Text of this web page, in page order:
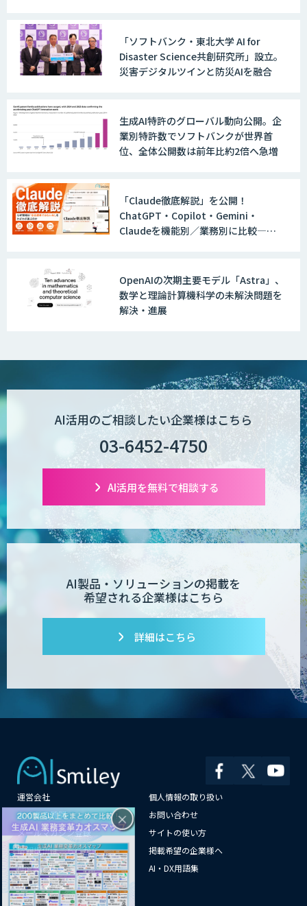
「ソフトバンク・東北大学 AI for
Disaster Science共創研究所」設立。
災害デジタルツインと防災AIを融合
生成AI特許のグローバル動向公開。企
業別特許数でソフトバンクが世界首
位、全体公開数は前年比約2倍へ急増
「Claude徹底解説」を公開！
ChatGPT・Copilot・Gemini・
Claudeを機能別／業務別に比較―自
OpenAIの次期主要モデル「Astra」、
数学と理論計算機科学の未解決問題を
解決・進展
AI活用のご相談したい企業様はこちら
03-6452-4750
AI活用を無料で相談する
AI製品・ソリューションの掲載を
希望される企業様はこちら
詳細はこちら
運営会社
個人情報の取り扱い
よくある質問
お問い合わせ
メールマガジン登録
サイトの使い方
情報提供はこちらから
掲載希望の企業様へ
AI企業一覧
AI・DX用語集
サイトマップ
×